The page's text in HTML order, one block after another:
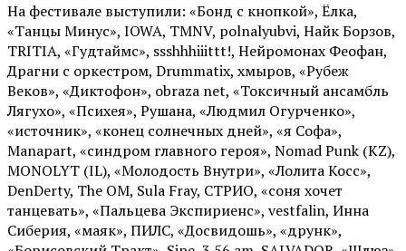
На фестивале выступили: «Бонд с кнопкой», Ёлка,
«Танцы Минус», IOWA, TMNV, polnalyubvi, Найк Борзов,
TRITIA, «Гудтаймс», ssshhhiiittt!, Нейромонах Феофан,
Драгни с оркестром, Drummatix, хмыров, «Рубеж
Веков», «Диктофон», obraza net, «Токсичный ансамбль
Лягухо», «Психея», Рушана, «Людмил Огурченко»,
«источник», «конец солнечных дней», «я Софа»,
Manapart, «синдром главного героя», Nomad Punk (KZ),
MONOLYT (IL), «Молодость Внутри», «Лолита Косс»,
DenDerty, The OM, Sula Fray, СТРИО, «соня хочет
танцевать», «Пальцева Экспириенс», vestfalin, Инна
Сиберия, «маяк», ПИЛС, «Досвидошь», «друнк»,